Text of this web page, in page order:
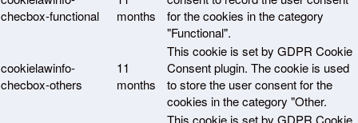
checbox-functional
months
for the cookies in the category
"Functional".
cookielawinfo-
checbox-others
11
months
This cookie is set by GDPR Cookie
Consent plugin. The cookie is used
to store the user consent for the
cookies in the category "Other.
This cookie is set by GDPR Cookie